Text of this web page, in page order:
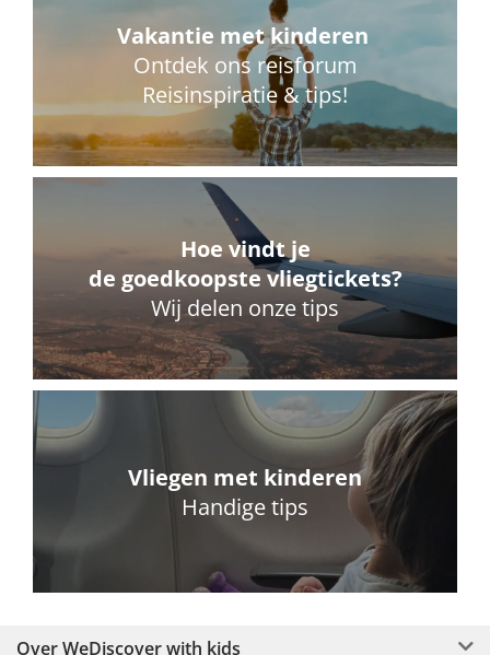
Vakantie met kinderen
Ontdek ons reisforum
Reisinspiratie & tips!
Hoe vindt je
de goedkoopste vliegtickets?
Wij delen onze tips
Vliegen met kinderen
Handige tips
Over WeDiscover with kids